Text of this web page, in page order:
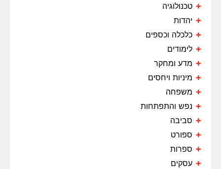
טכנולוגיה
יהדות
כלכלה וכספים
לימודים
מדע ומחקר
מיניות ויחסים
משפחה
נפש והתפתחות
סביבה
ספורט
ספרות
עסקים